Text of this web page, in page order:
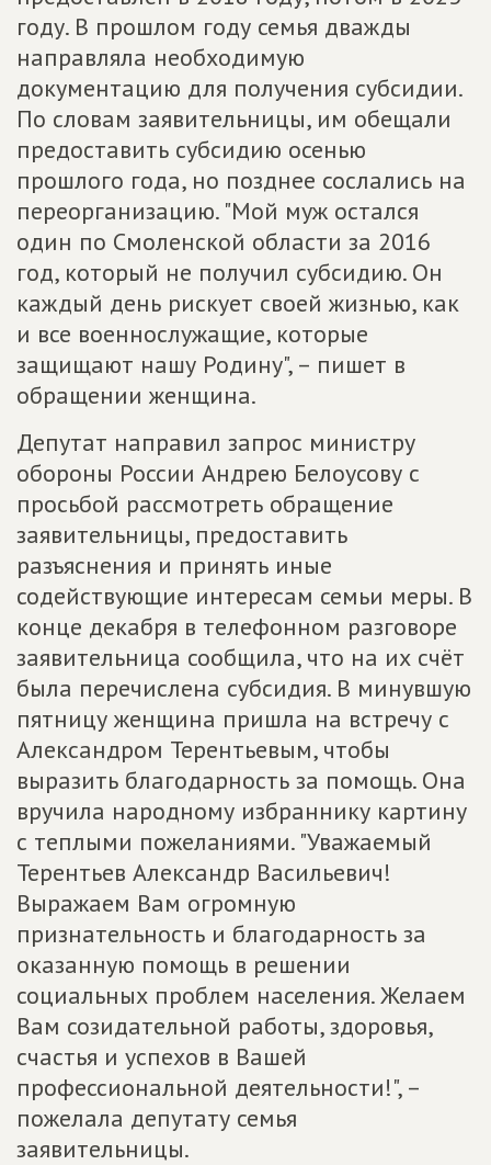
году. В прошлом году семья дважды
направляла необходимую
документацию для получения субсидии.
По словам заявительницы, им обещали
предоставить субсидию осенью
прошлого года, но позднее сослались на
переорганизацию. "Мой муж остался
один по Смоленской области за 2016
год, который не получил субсидию. Он
каждый день рискует своей жизнью, как
и все военнослужащие, которые
защищают нашу Родину", – пишет в
обращении женщина.
Депутат направил запрос министру
обороны России Андрею Белоусову с
просьбой рассмотреть обращение
заявительницы, предоставить
разъяснения и принять иные
содействующие интересам семьи меры. В
конце декабря в телефонном разговоре
заявительница сообщила, что на их счёт
была перечислена субсидия. В минувшую
пятницу женщина пришла на встречу с
Александром Терентьевым, чтобы
выразить благодарность за помощь. Она
вручила народному избраннику картину
с теплыми пожеланиями. "Уважаемый
Терентьев Александр Васильевич!
Выражаем Вам огромную
признательность и благодарность за
оказанную помощь в решении
социальных проблем населения. Желаем
Вам созидательной работы, здоровья,
счастья и успехов в Вашей
профессиональной деятельности!", –
пожелала депутату семья
заявительницы.